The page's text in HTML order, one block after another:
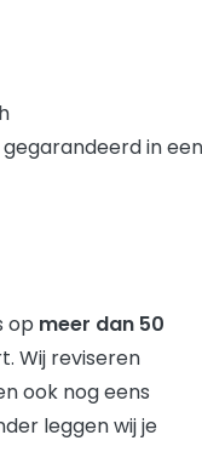
in een
op meer dan 50
Wij reviseren
ook nog eens
leggen wij je